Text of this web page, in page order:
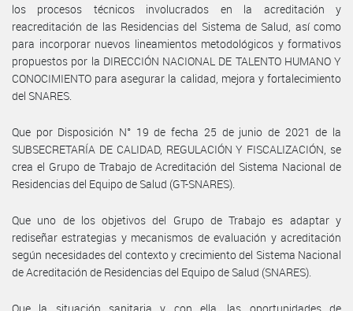
los procesos técnicos involucrados en la acreditación y
reacreditación de las Residencias del Sistema de Salud, así como
para incorporar nuevos lineamientos metodológicos y formativos
propuestos por la DIRECCIÓN NACIONAL DE TALENTO HUMANO Y
CONOCIMIENTO para asegurar la calidad, mejora y fortalecimiento
del SNARES.
Que por Disposición N° 19 de fecha 25 de junio de 2021 de la
SUBSECRETARÍA DE CALIDAD, REGULACIÓN Y FISCALIZACIÓN, se
crea el Grupo de Trabajo de Acreditación del Sistema Nacional de
Residencias del Equipo de Salud (GT-SNARES).
Que uno de los objetivos del Grupo de Trabajo es adaptar y
rediseñar estrategias y mecanismos de evaluación y acreditación
según necesidades del contexto y crecimiento del Sistema Nacional
de Acreditación de Residencias del Equipo de Salud (SNARES).
Que la situación sanitaria y con ella, las oportunidades de